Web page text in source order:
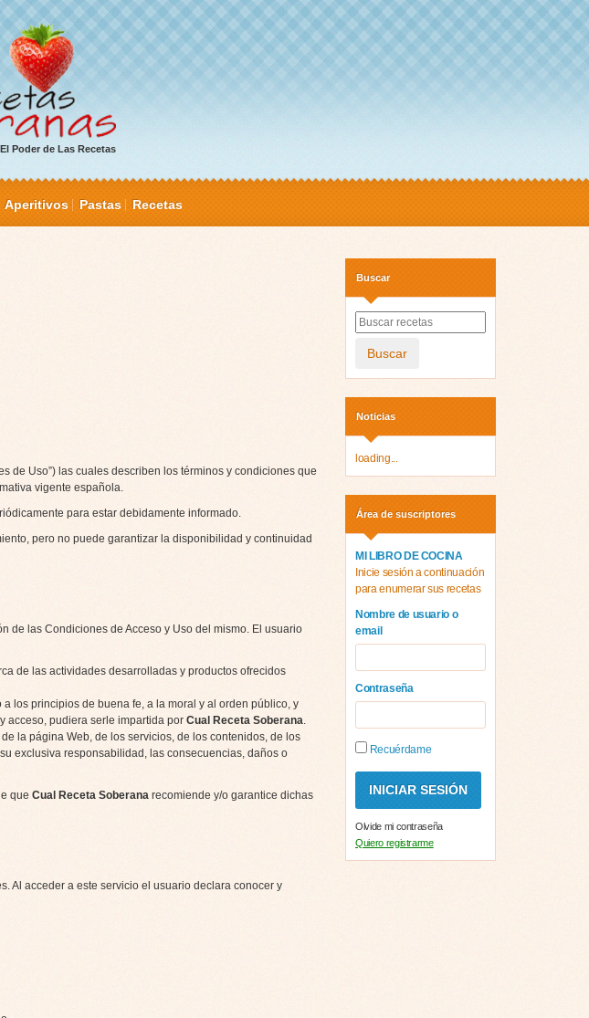
El Poder de Las Recetas
Aperitivos Pastas Recetas
de Uso”) las cuales describen los términos y condiciones que
vigente española.
para estar debidamente informado.
pero no puede garantizar la disponibilidad y continuidad
de las Condiciones de Acceso y Uso del mismo. El usuario
de las actividades desarrolladas y productos ofrecidos
los principios de buena fe, a la moral y al orden público, y
acceso, pudiera serle impartida por Cual Receta Soberana.
la página Web, de los servicios, de los contenidos, de los
exclusiva responsabilidad, las consecuencias, daños o
que Cual Receta Soberana recomiende y/o garantice dichas
Al acceder a este servicio el usuario declara conocer y
Buscar
Buscar
Noticias
loading...
Área de suscriptores
MI LIBRO DE COCINA
Inicie sesión a continuación
para enumerar sus recetas
Nombre de usuario o
email
Contraseña
Recuérdame
Olvide mi contraseña
Quiero registrarme